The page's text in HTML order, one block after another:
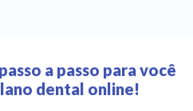
a passo para você
dental online!